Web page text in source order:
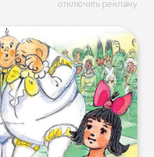
отключить рекламу